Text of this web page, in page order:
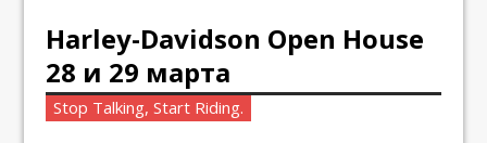
Harley-Davidson Open House
28 и 29 марта
Stop Talking, Start Riding.